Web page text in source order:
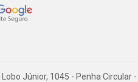
Júnior, 1045 - Penha Circular